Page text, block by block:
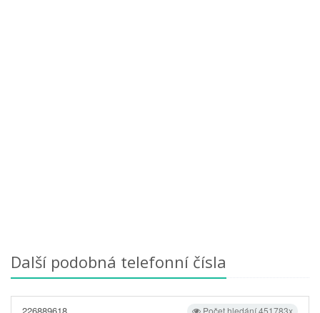
Další podobná telefonní čísla
Počet hledání 451783x